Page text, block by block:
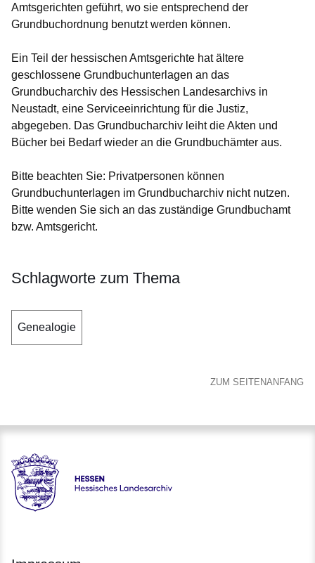
Amtsgerichten geführt, wo sie entsprechend der
Grundbuchordnung benutzt werden können.
Ein Teil der hessischen Amtsgerichte hat ältere
geschlossene Grundbuchunterlagen an das
Grundbucharchiv des Hessischen Landesarchivs in
Neustadt, eine Serviceeinrichtung für die Justiz,
abgegeben. Das Grundbucharchiv leiht die Akten und
Bücher bei Bedarf wieder an die Grundbuchämter aus.
Bitte beachten Sie: Privatpersonen können
Grundbuchunterlagen im Grundbucharchiv nicht nutzen.
Bitte wenden Sie sich an das zuständige Grundbuchamt
bzw. Amtsgericht.
Schlagworte zum Thema
Genealogie
ZUM SEITENANFANG
Hessen - Hessisches Landesarchiv